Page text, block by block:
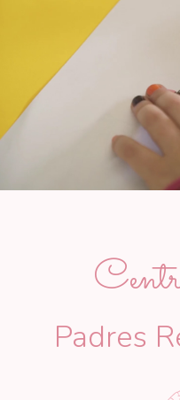
Padres